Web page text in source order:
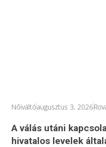
Nőiváltóaugusztus 3, 2026
A válás utáni
hivatalos levelek